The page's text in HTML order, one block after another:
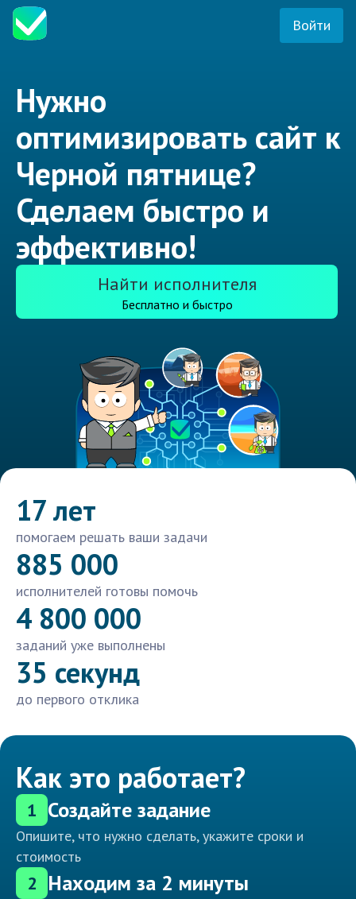
Войти
Нужно
оптимизировать сайт к
Черной пятнице?
Сделаем быстро и
эффективно!
Найти исполнителя
Бесплатно и быстро
17 лет
помогаем решать ваши задачи
885 000
исполнителей готовы помочь
4 800 000
заданий уже выполнены
35 секунд
до первого отклика
Как это работает?
1 Создайте задание
Опишите, что нужно сделать, укажите сроки и
стоимость
2 Находим за 2 минуты